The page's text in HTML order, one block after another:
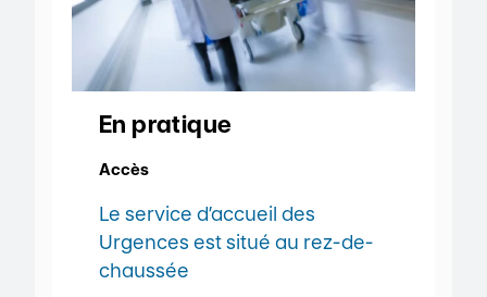
En pratique
Accès
Le service d’accueil des
Urgences est situé au rez-de-
chaussée